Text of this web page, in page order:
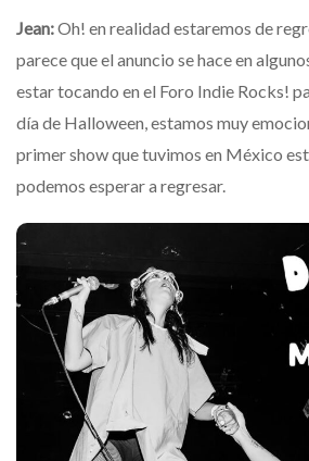
Jean:Oh! en realidad estaremos de
parece que el anuncio se hace en
estar tocando en el Foro Indie Rocks!
día de Halloween, estamos muy
primer show que tuvimos en México
podemos esperar a regresar.